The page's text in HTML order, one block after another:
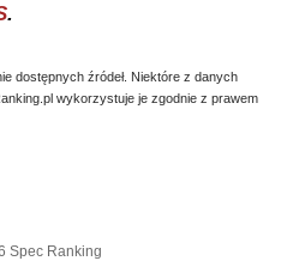
.
dostępnych źródeł. Niektóre z danych
wykorzystuje je zgodnie z prawem
Spec Ranking